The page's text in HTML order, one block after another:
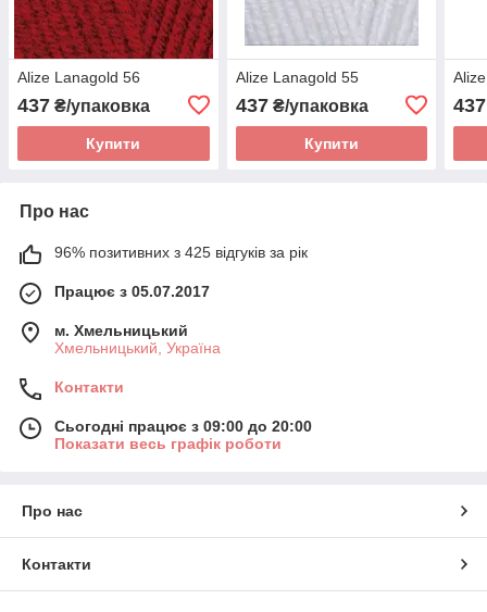
Alize Lanagold 56
437 ₴/упаковка
Купити
Alize Lanagold 55
437₴/упаковка
Купити
437
Про нас
96% позитивних з 425 відгуків за рік
Працює з 05.07.2017
м. Хмельницький
Хмельницький, Україна
Контакти
Сьогодні працює з 09:00 до 20:00
Показати весь графік роботи
Про нас
Контакти